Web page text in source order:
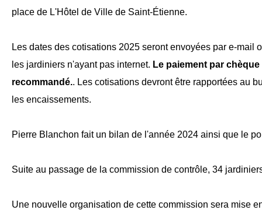
place de L'Hôtel de Ville de Saint-Étienne.
Les dates des cotisations 2025 seront envoyées par e-mail
les jardiniers n'ayant pas internet. Le paiement par
recommandé.. Les cotisations devront être rapportées au
les encaissements.
Pierre Blanchon fait un bilan de l'année 2024 ainsi que le
Suite au passage de la commission de contrôle, 34
Une nouvelle organisation de cette commission sera mise